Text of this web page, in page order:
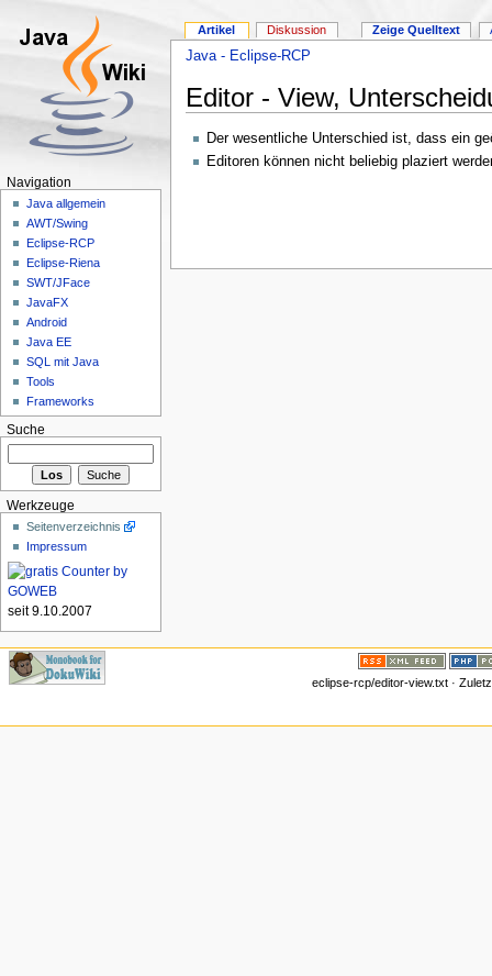
Java - Eclipse-RCP
Editor - View,
Der wesentliche Unterschied ist, dass ein
Editoren können nicht beliebig plaziert
Artikel Diskussion Zeige Quelltext
Navigation
Java allgemein
AWT/Swing
Eclipse-RCP
Eclipse-Riena
SWT/JFace
JavaFX
Android
Java EE
SQL mit Java
Tools
Frameworks
Suche
Werkzeuge
Seitenverzeichnis
Impressum
seit 9.10.2007
eclipse-rcp/editor-view.txt ·